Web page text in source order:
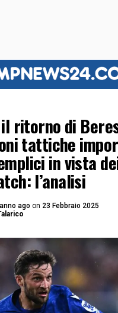
ritorno di
tattiche
in vista
l’analisi
ago on 23 Febbraio 2025